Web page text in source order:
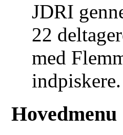
JDRI
22
med
Hovedmenu